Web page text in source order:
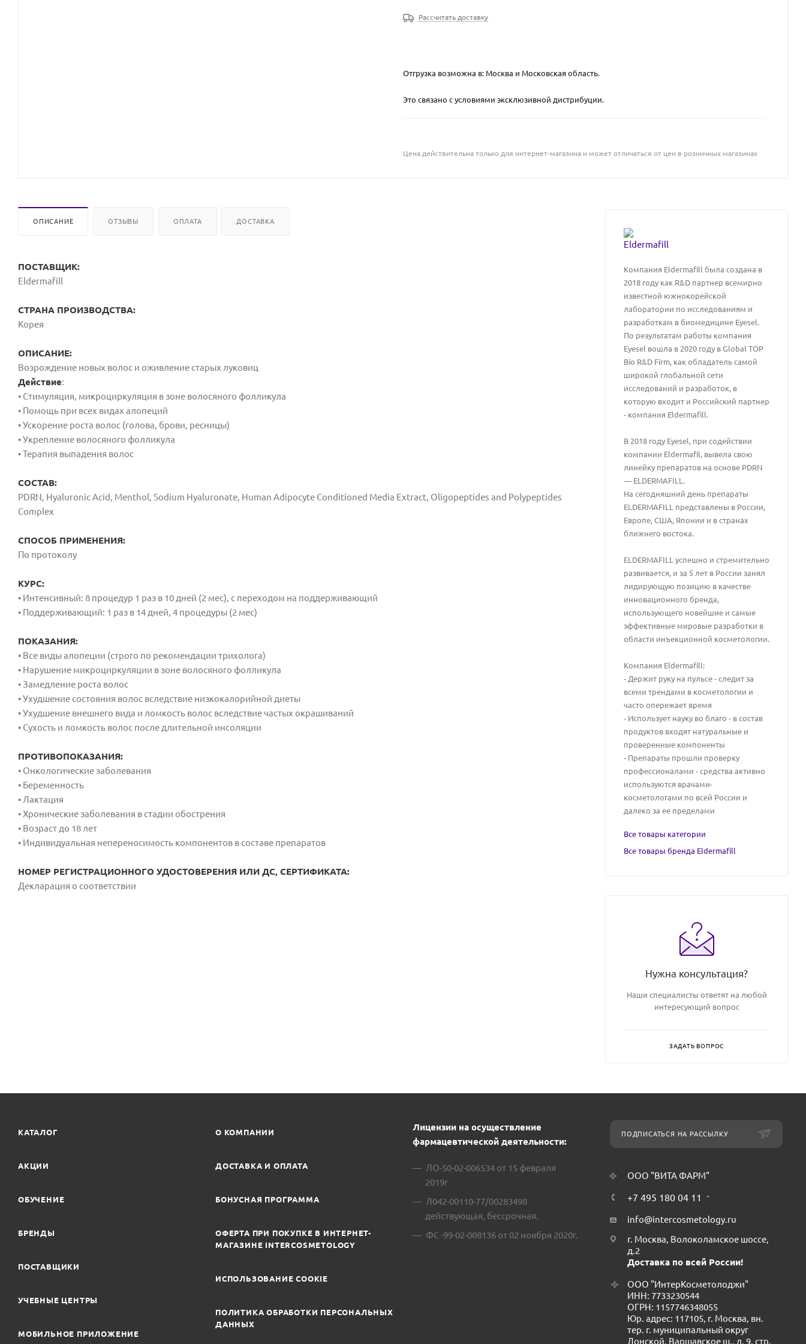
Рассчитать доставку
Отгрузка возможна в: Москва и Московская область.
Это связано с условиями эксклюзивной дистрибуции.
Цена действительна только для интернет-магазина и может отличаться от цен в розничных магазинах
ОПИСАНИЕ ОТЗЫВЫ ОПЛАТА ДОСТАВКА
ПОСТАВЩИК:
Eldermafill
СТРАНА ПРОИЗВОДСТВА:
Корея
ОПИСАНИЕ:
Возрождение новых волос и оживление старых луковиц
Действие:
• Стимуляция, микроциркуляция в зоне волосяного фолликула
• Помощь при всех видах алопеций
• Ускорение роста волос (голова, брови, ресницы)
• Укрепление волосяного фолликула
• Терапия выпадения волос
СОСТАВ:
PDRN, Hyaluronic Acid, Menthol, Sodium Hyaluronate, Human Adipocyte Conditioned Media Extract, Oligopeptides and Polypeptides
Complex
СПОСОБ ПРИМЕНЕНИЯ:
По протоколу
КУРС:
• Интенсивный: 8 процедур 1 раз в 10 дней (2 мес), с переходом на поддерживающий
• Поддерживающий: 1 раз в 14 дней, 4 процедуры (2 мес)
ПОКАЗАНИЯ:
• Все виды алопеции (строго по рекомендации трихолога)
• Нарушение микроциркуляции в зоне волосяного фолликула
• Замедление роста волос
• Ухудшение состояния волос вследствие низкокалорийной диеты
• Ухудшение внешнего вида и ломкость волос вследствие частых окрашиваний
• Сухость и ломкость волос после длительной инсоляции
ПРОТИВОПОКАЗАНИЯ:
• Онкологические заболевания
• Беременность
• Лактация
• Хронические заболевания в стадии обострения
• Возраст до 18 лет
• Индивидуальная непереносимость компонентов в составе препаратов
НОМЕР РЕГИСТРАЦИОННОГО УДОСТОВЕРЕНИЯ ИЛИ ДС, СЕРТИФИКАТА:
Декларация о соответствии
Компания Eldermafill была создана в
2018 году как R&D партнер всемирно
известной южнокорейской
лаборатории по исследованиям и
разработкам в биомедицине Eyesel.
По результатам работы компания
Eyesel вошла в 2020 году в Global TOP
Bio R&D Firm, как обладатель самой
широкой глобальной сети
исследований и разработок, в
которую входит и Российский партнер
- компания Eldermafill.
В 2018 году Eyesel, при содействии
компании Eldermafil, вывела свою
линейку препаратов на основе PDRN
— ELDERMAFILL.
На сегодняшний день препараты
ELDERMAFILL представлены в России,
Европе, США, Японии и в странах
ближнего востока.
ELDERMAFILL успешно и стремительно
развивается, и за 5 лет в России занял
лидирующую позицию в качестве
инновационного бренда,
использующего новейшие и самые
эффективные мировые разработки в
области инъекционной косметологии.
Компания Eldermafill:
- Держит руку на пульсе - следит за
всеми трендами в косметологии и
часто опережает время
- Использует науку во благо - в состав
продуктов входят натуральные и
проверенные компоненты
- Препараты прошли проверку
профессионалами - средства активно
используются врачами-
косметологами по всей России и
далеко за ее пределами
Все товары категории
Все товары бренда Eldermafill
Нужна консультация?
Наши специалисты ответят на любой
интересующий вопрос
ЗАДАТЬ ВОПРОС
КАТАЛОГ
АКЦИИ
ОБУЧЕНИЕ
БРЕНДЫ
ПОСТАВЩИКИ
УЧЕБНЫЕ ЦЕНТРЫ
МОБИЛЬНОЕ ПРИЛОЖЕНИЕ
О КОМПАНИИ
ДОСТАВКА И ОПЛАТА
БОНУСНАЯ ПРОГРАММА
ОФЕРТА ПРИ ПОКУПКЕ В ИНТЕРНЕТ-
МАГАЗИНЕ INTERCOSMETOLOGY
ИСПОЛЬЗОВАНИЕ COOKIE
ПОЛИТИКА ОБРАБОТКИ ПЕРСОНАЛЬНЫХ
ДАННЫХ
Лицензии на осуществление
фармацевтической деятельности:
ЛО-50-02-006534 от 15 февраля
2019г
Л042-00110-77/00283498
действующая, бессрочная.
ФС -99-02-008136 от 02 ноября 2020г.
ПОДПИСАТЬСЯ НА РАССЫЛКУ
ООО "ВИТА ФАРМ"
+7 495 180 04 11
info@intercosmetology.ru
г. Москва, Волоколамское шоссе,
д.2
Доставка по всей России!
ООО "ИнтерКосметолоджи"
ИНН: 7733230544
ОГРН: 1157746348055
Юр. адрес: 117105, г. Москва, вн.
тер. г. муниципальный округ
Донской, Варшавское ш., д. 9, стр.